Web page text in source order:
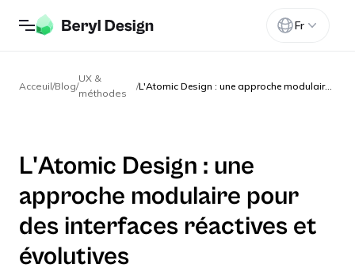
Fr
Acceuil/Blog/
UX &
méthodes
/ L'Atomic Design : une approche modulaire pour des interfaces réactives et évolutives
L'Atomic Design : une
approche modulaire pour
des interfaces réactives et
évolutives